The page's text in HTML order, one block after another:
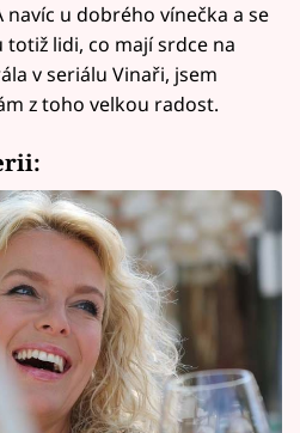
u dobrého vínečka a se
totiž lidi, co mají srdce na
v seriálu Vinaři, jsem
z toho velkou radost.